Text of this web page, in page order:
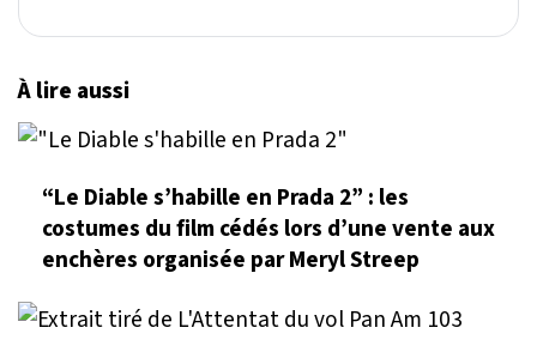
À lire aussi
“Le Diable s’habille en Prada 2” : les
costumes du film cédés lors d’une vente aux
enchères organisée par Meryl Streep